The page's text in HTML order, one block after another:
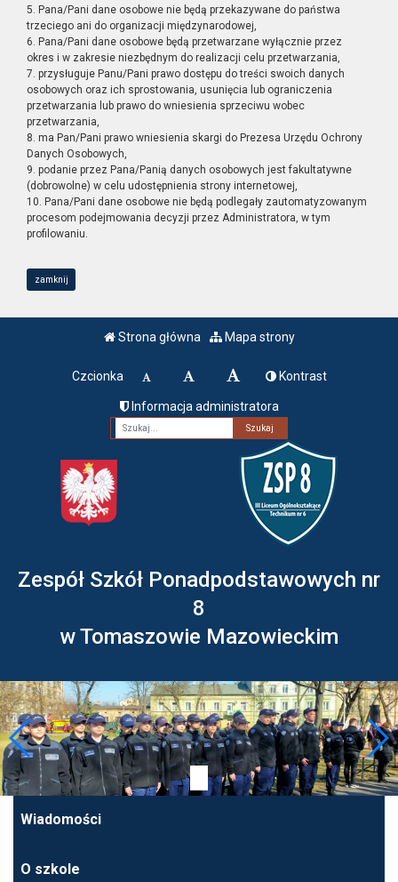
5. Pana/Pani dane osobowe nie będą przekazywane do państwa
trzeciego ani do organizacji międzynarodowej,
6. Pana/Pani dane osobowe będą przetwarzane wyłącznie przez
okres i w zakresie niezbędnym do realizacji celu przetwarzania,
7. przysługuje Panu/Pani prawo dostępu do treści swoich danych
osobowych oraz ich sprostowania, usunięcia lub ograniczenia
przetwarzania lub prawo do wniesienia sprzeciwu wobec
przetwarzania,
8. ma Pan/Pani prawo wniesienia skargi do Prezesa Urzędu Ochrony
Danych Osobowych,
9. podanie przez Pana/Panią danych osobowych jest fakultatywne
(dobrowolne) w celu udostępnienia strony internetowej,
10. Pana/Pani dane osobowe nie będą podlegały zautomatyzowanym
procesom podejmowania decyzji przez Administratora, w tym
profilowaniu.
zamknij
Strona główna Mapa strony
Czcionka Kontrast
Informacja administratora
Fraza
Zespół Szkół Ponadpodstawowych nr
8
w Tomaszowie Mazowieckim
Wiadomości
O szkole